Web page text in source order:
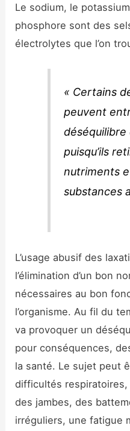
Le sodium, le
phosphore sont des
électrolytes que l’on
« Certains
peuvent
puisqu’ils
nutriments
substances
L’usage abusif des
l’élimination d’un bon
nécessaires au bon
l’organisme. Au fil du
va provoquer un
pour conséquences,
la santé. Le sujet peut
difficultés respiratoires,
des jambes, des
irréguliers, une fatigue